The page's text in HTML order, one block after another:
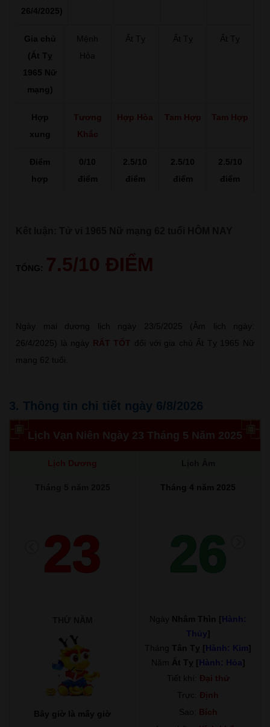
26/4/2025)
Gia chủ
(Ất Tỵ
1965 Nữ
mạng)
Mệnh
Hỏa
Ất Tỵ Ất Tỵ Ất Tỵ
Hợp
xung
Tương
Khắc
Hợp Hòa Tam Hợp Tam Hợp
Điểm
hợp
0/10
điểm
2.5/10
điểm
2.5/10
điểm
2.5/10
điểm
TỔNG: 7.5/10 ĐIỂM
Ngày mai dương lịch ngày 23/5/2025 (Âm lịch ngày:
26/4/2025) là ngày RẤT TỐT đối với gia chủ Ất Tỵ 1965 Nữ
mạng 62 tuổi.
3. Thông tin chi tiết ngày 6/8/2026
Lịch Vạn Niên Ngày 23 Tháng 5 Năm 2025
Lịch Dương
Tháng 4 năm 2025
23 26
Bây giờ là mấy giờ
Ngày Nhâm Thìn [Hành:
Thủy]
Tháng Tân Tỵ [Hành: Kim]
Năm Ất Tỵ [Hành: Hỏa]
Tiết khí: Đại thử
Trực: Định
Sao: Bích